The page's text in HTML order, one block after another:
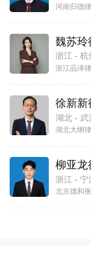
河南归德
魏苏玲
浙江 - 杭
浙江品泽
徐新新
湖北 - 武
湖北大纲
柳亚龙
浙江 - 宁
北京德和